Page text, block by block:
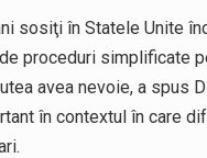
sosiţi în Statele Unite
de proceduri
avea nevoie, a spus
în contextul în care